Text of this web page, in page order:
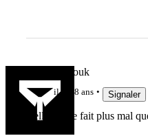
Bachibouzouk
il y a 8 ans Signaler
Celle la elle fait plus mal